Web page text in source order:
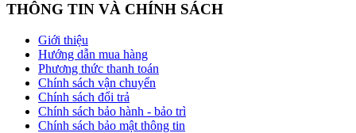
THÔNG TIN VÀ CHÍNH SÁCH
Giới thiệu
Hướng dẫn mua hàng
Phương thức thanh toán
Chính sách vận chuyển
Chính sách đổi trả
Chính sách bảo hành - bảo trì
Chính sách bảo mật thông tin